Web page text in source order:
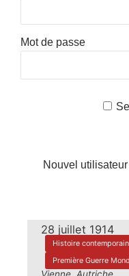
Mot de passe
Nouvel
28 juillet 1914
Histoire
Première Guerre
Vienne, Autriche